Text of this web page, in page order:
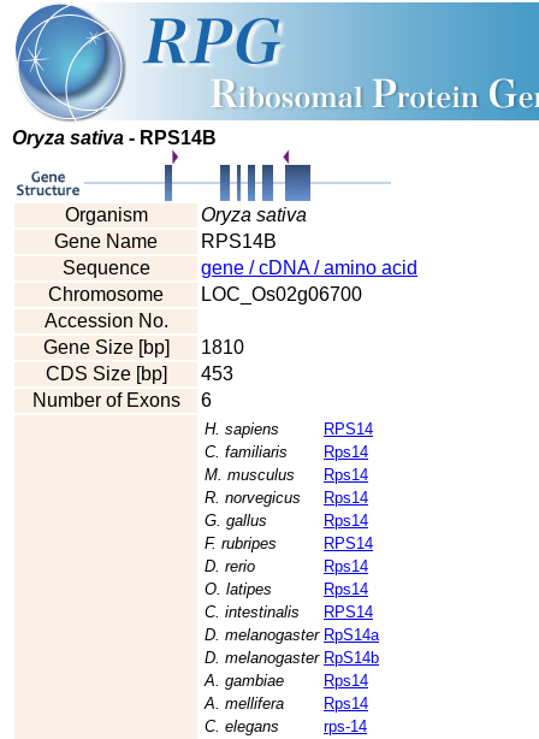
Oryza sativa - RPS14B
Organism
Oryza sativa
Gene Name
RPS14B
Sequence
gene / cDNA / amino acid
Chromosome
LOC_Os02g06700
Accession No.
Gene Size [bp]
1810
CDS Size [bp]
453
Number of Exons
6
H. sapiens
RPS14
C. familiaris
Rps14
M. musculus
Rps14
R. norvegicus
Rps14
G. gallus
Rps14
F. rubripes
RPS14
D. rerio
Rps14
O. latipes
Rps14
C. intestinalis
RPS14
D. melanogaster RpS14a
D. melanogaster RpS14b
A. gambiae
Rps14
A. mellifera
Rps14
C. elegans
rps-14